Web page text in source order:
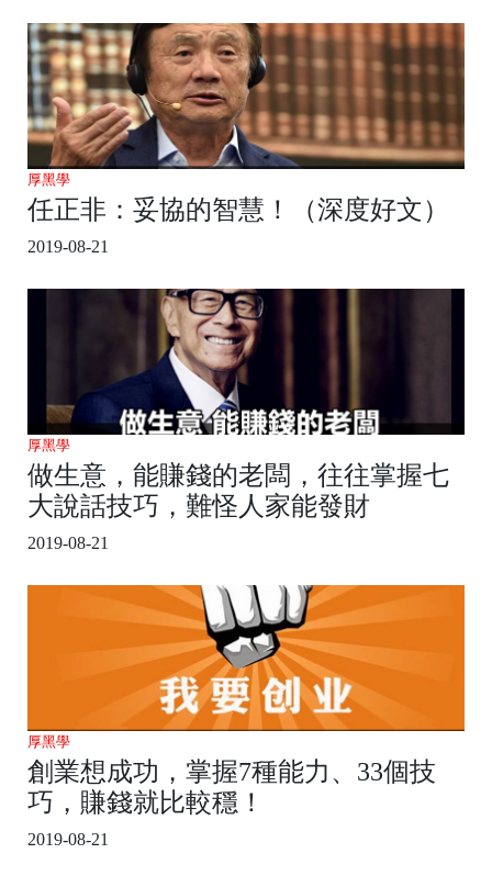
厚黑學
任正非：妥協的智慧！（深度好文）
2019-08-21
厚黑學
做生意，能賺錢的老闆，往往掌握七
大說話技巧，難怪人家能發財
2019-08-21
厚黑學
創業想成功，掌握7種能力、33個技
巧，賺錢就比較穩！
2019-08-21